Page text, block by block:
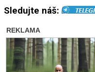
Sledujte náš: